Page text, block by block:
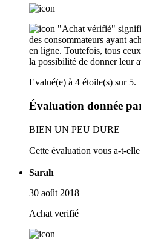
"Achat vérifié"
des consommateurs ayant
en ligne. Toutefois, tous
la possibilité de donner leur
Evalué(e) à 4 étoile(s) sur 5.
Évaluation donnée
BIEN UN PEU DURE
Cette évaluation vous a-t-
Sarah
30 août 2018
Achat verifié